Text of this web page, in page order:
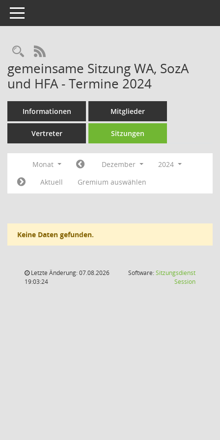
Toggle navigation
Rechercheauswahl
RSS-Feed
gemeinsame Sitzung WA, SozA
und HFA - Termine 2024
Informationen Mitglieder
Vertreter Sitzungen
Monat Dezember
2024
Aktuell
Gremium auswählen
Keine Daten gefunden.
Letzte Änderung: 07.08.2026
19:03:24
Software:Sitzungsdienst
Session(Wird in